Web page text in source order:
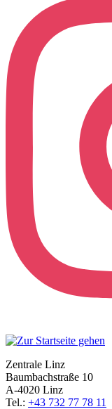
Zentrale Linz
Baumbachstraße 10
A-4020 Linz
Tel.: +43 732 77 78 11